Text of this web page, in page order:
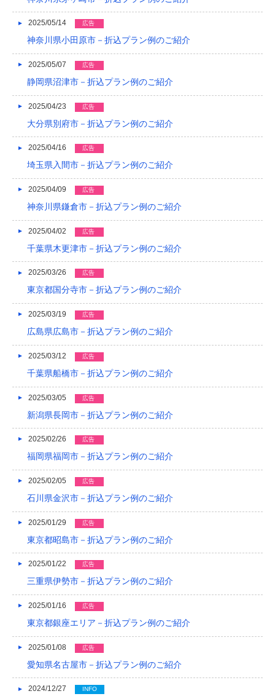
2014/07
2014/04
2014/03
2014/01
2013/12
2013/11
2013/10
2013/07
2013/06
2013/05
2013/04
2013/03
2013/02
2012/12
2012/11
2012/09
2012/08
2025/05/14 広告
神奈川県小田原市－折込プラン例のご紹介
2025/05/07 広告
静岡県沼津市－折込プラン例のご紹介
2025/04/23 広告
大分県別府市－折込プラン例のご紹介
2025/04/16 広告
埼玉県入間市－折込プラン例のご紹介
2025/04/09 広告
神奈川県鎌倉市－折込プラン例のご紹介
2025/04/02 広告
千葉県木更津市－折込プラン例のご紹介
2025/03/26 広告
東京都国分寺市－折込プラン例のご紹介
2025/03/19 広告
広島県広島市－折込プラン例のご紹介
2025/03/12 広告
千葉県船橋市－折込プラン例のご紹介
2025/03/05 広告
新潟県長岡市－折込プラン例のご紹介
2025/02/26 広告
福岡県福岡市－折込プラン例のご紹介
2025/02/05 広告
石川県金沢市－折込プラン例のご紹介
2025/01/29 広告
東京都昭島市－折込プラン例のご紹介
2025/01/22 広告
三重県伊勢市－折込プラン例のご紹介
2025/01/16 広告
東京都銀座エリア－折込プラン例のご紹介
2025/01/08 広告
愛知県名古屋市－折込プラン例のご紹介
2024/12/27 INFO